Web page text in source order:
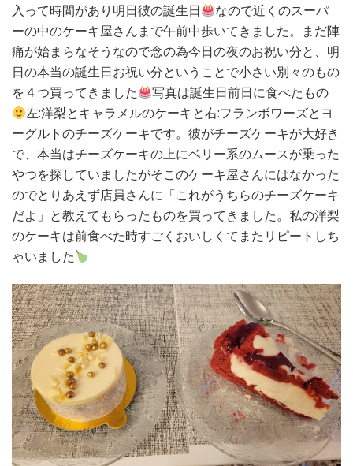
入って時間があり明日彼の誕生日
なので近くのスーパ
ーの中のケーキ屋さんまで午前中歩いてきました。まだ陣
痛が始まらなそうなので念の為今日の夜のお祝い分と、明
日の本当の誕生日お祝い分ということで小さい別々のもの
を４つ買ってきました
写真は誕生日前日に食べたもの
左:洋梨とキャラメルのケーキと右:フランボワーズとヨ
ーグルトのチーズケーキです。彼がチーズケーキが大好き
で、本当はチーズケーキの上にベリー系のムースが乗った
やつを探していましたがそこのケーキ屋さんにはなかった
のでとりあえず店員さんに「これがうちらのチーズケーキ
だよ」と教えてもらったものを買ってきました。私の洋梨
のケーキは前食べた時すごくおいしくてまたリピートしち
ゃいました